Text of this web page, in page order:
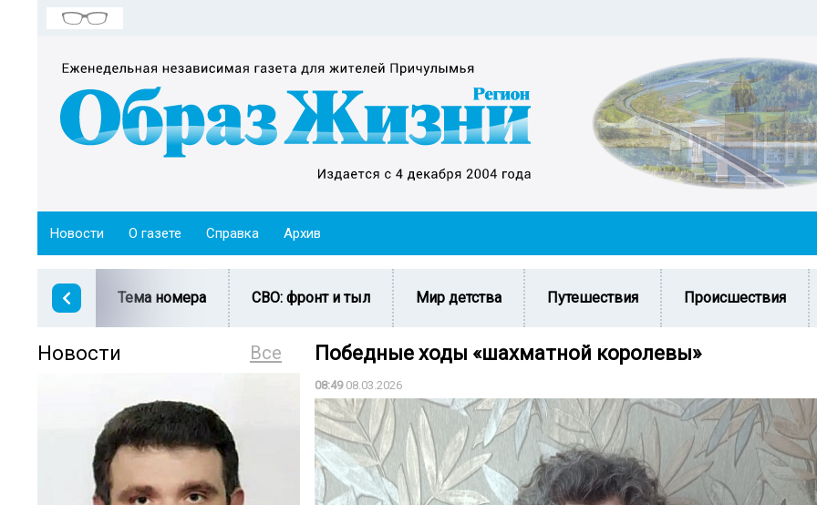
Новости О газете Справка Архив
Тема номера СВО: фронт и тыл Мир детства Путешествия Происшествия
Все
Новости Победные ходы «шахматной королевы»
08:4908.03.2026